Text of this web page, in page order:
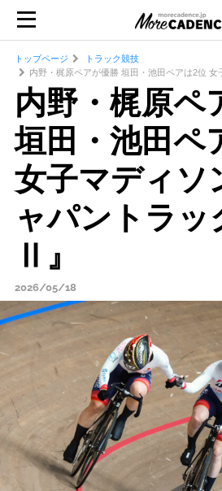
トップページ
トラック競技
内野・梶原ペアが優勝 垣田・池田ペアは2位
内野・梶原ペ
垣田・池田ペ
女子マディソ
ャパントラッ
Ⅱ』
2026/05/18